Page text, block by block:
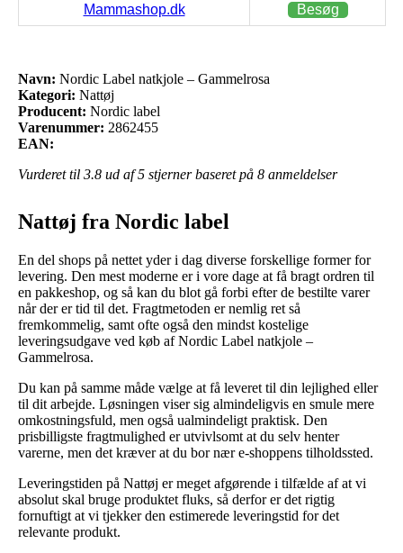
Mammashop.dk Besøg
Navn: Nordic Label natkjole – Gammelrosa
Kategori: Nattøj
Producent: Nordic label
Varenummer: 2862455
EAN:
Vurderet til 3.8 ud af 5 stjerner baseret på 8 anmeldelser
Nattøj fra Nordic label
En del shops på nettet yder i dag diverse forskellige former for
levering. Den mest moderne er i vore dage at få bragt ordren til
en pakkeshop, og så kan du blot gå forbi efter de bestilte varer
når der er tid til det. Fragtmetoden er nemlig ret så
fremkommelig, samt ofte også den mindst kostelige
leveringsudgave ved køb af Nordic Label natkjole –
Gammelrosa.
Du kan på samme måde vælge at få leveret til din lejlighed eller
til dit arbejde. Løsningen viser sig almindeligvis en smule mere
omkostningsfuld, men også ualmindeligt praktisk. Den
prisbilligste fragtmulighed er utvivlsomt at du selv henter
varerne, men det kræver at du bor nær e-shoppens tilholdssted.
Leveringstiden på Nattøj er meget afgørende i tilfælde af at vi
absolut skal bruge produktet fluks, så derfor er det rigtig
fornuftigt at vi tjekker den estimerede leveringstid for det
relevante produkt.